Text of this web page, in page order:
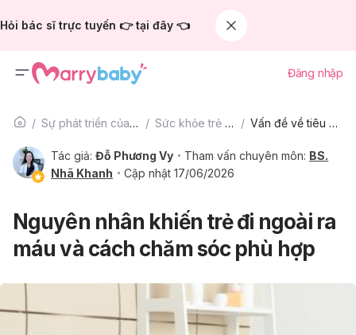
Hỏi bác sĩ trực tuyến 👉 tại đây 👈
Đăng nhập
Sự phát triển của trẻ Sức khỏe trẻ em Vấn đề về tiêu hóa
Tác giả: Đỗ Phương Vy Tham vấn chuyên môn: BS.
Nhã Khanh
Cập nhật 17/06/2026
Nguyên nhân khiến trẻ đi ngoài ra
máu và cách chăm sóc phù hợp